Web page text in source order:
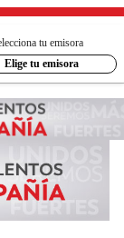
tu emisora
Elige tu emisora